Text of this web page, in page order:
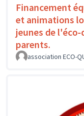
Financement
et animations
jeunes de
parents.
association ECO-